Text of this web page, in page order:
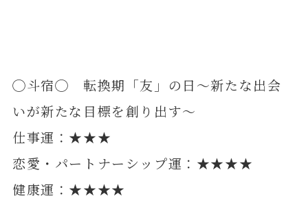
◯斗宿◯ 転換期「友」の日～新たな出会
いが新たな目標を創り出す～
仕事運：★★★
恋愛・パートナーシップ運：★★★★
健康運：★★★★